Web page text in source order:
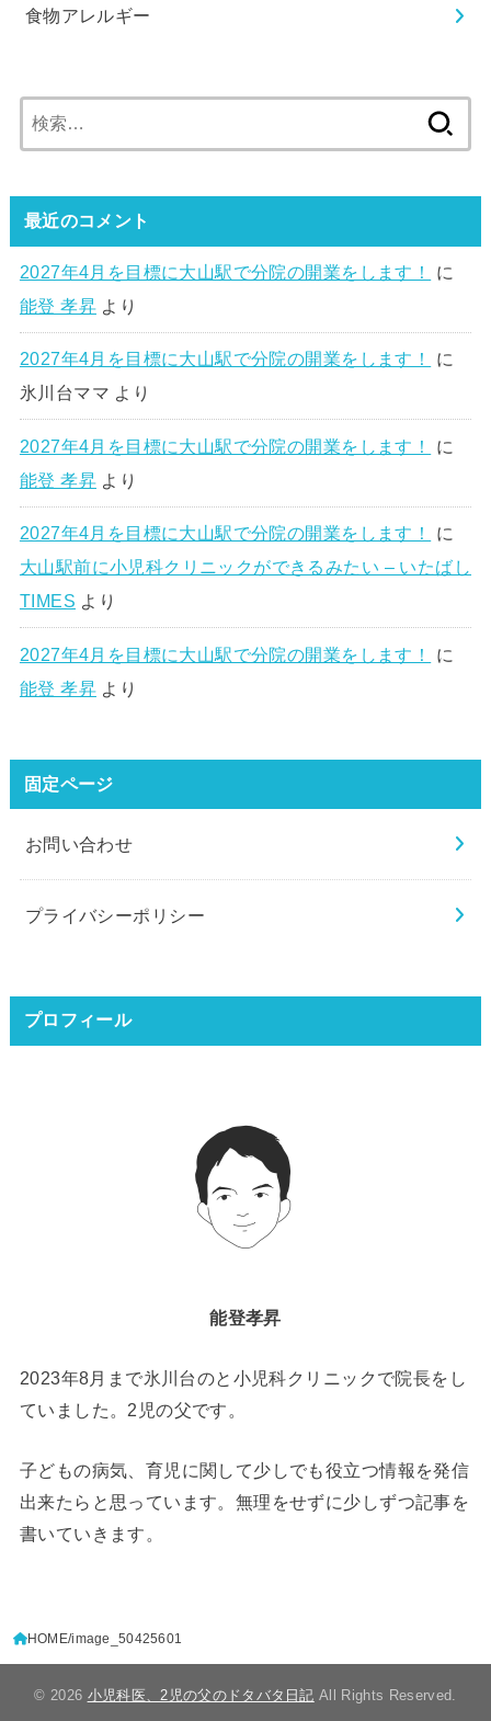
食物アレルギー
索:
最近のコメント
2027年4月を目標に大山駅で分院の開業をします！
に
能登 孝昇より
2027年4月を目標に大山駅で分院の開業をします！
に
氷川台ママ より
2027年4月を目標に大山駅で分院の開業をします！
に
能登 孝昇より
2027年4月を目標に大山駅で分院の開業をします！
に
大山駅前に小児科クリニックができるみたい – いたばし
TIMES より
2027年4月を目標に大山駅で分院の開業をします！
に
能登 孝昇より
固定ページ
お問い合わせ
プライバシーポリシー
プロフィール
能登孝昇
2023年8月まで氷川台のと小児科クリニックで院長をし
ていました。2児の父です。
子どもの病気、育児に関して少しでも役立つ情報を発信
出来たらと思っています。無理をせずに少しずつ記事を
書いていきます。
HOME image_50425601
© 2026 小児科医、2児の父のドタバタ日記 All Rights Reserved.